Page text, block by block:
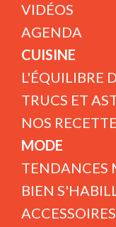
VIDÉOS
AGENDA
CUISINE
L'ÉQUILIBRE
TRUCS ET
NOS
MODE
TENDANCES
BIEN
ACCESSOIRES